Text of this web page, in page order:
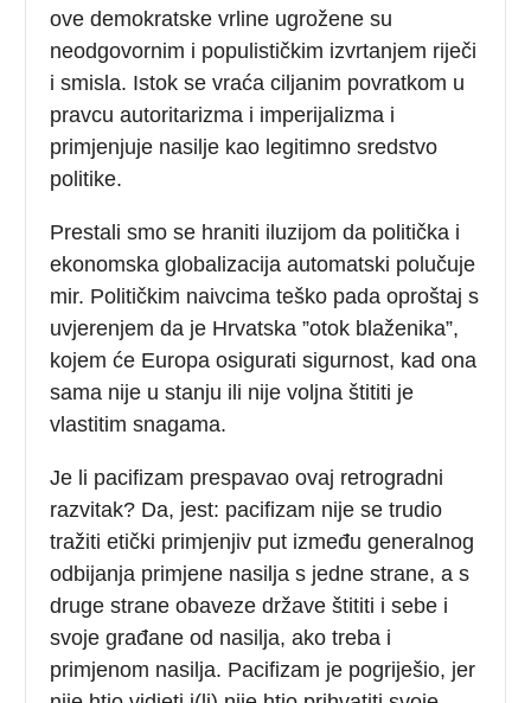
ove demokratske vrline ugrožene su
neodgovornim i populističkim izvrtanjem riječi
i smisla. Istok se vraća ciljanim povratkom u
pravcu autoritarizma i imperijalizma i
primjenjuje nasilje kao legitimno sredstvo
politike.
Prestali smo se hraniti iluzijom da politička i
ekonomska globalizacija automatski polučuje
mir. Političkim naivcima teško pada oproštaj s
uvjerenjem da je Hrvatska ”otok blaženika”,
kojem će Europa osigurati sigurnost, kad ona
sama nije u stanju ili nije voljna štititi je
vlastitim snagama.
Je li pacifizam prespavao ovaj retrogradni
razvitak? Da, jest: pacifizam nije se trudio
tražiti etički primjenjiv put između generalnog
odbijanja primjene nasilja s jedne strane, a s
druge strane obaveze države štititi i sebe i
svoje građane od nasilja, ako treba i
primjenom nasilja. Pacifizam je pogriješio, jer